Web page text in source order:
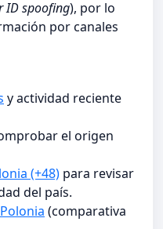
ID spoofing), por lo
por canales
y actividad reciente
el origen
(+48) para revisar
del país.
(comparativa